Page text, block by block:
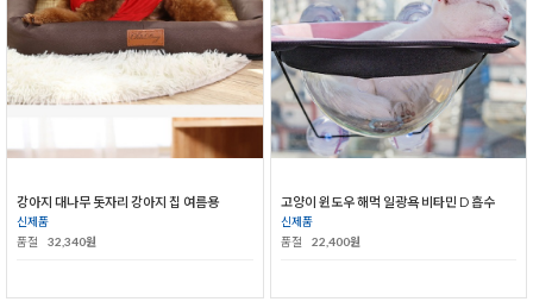
강아지 대나무 돗자리 강아지 집 여름용
신제품
품절
32,340원
고양이 윈도우 해먹 일광욕 비타민 D 흡수
신제품
품절
22,400원